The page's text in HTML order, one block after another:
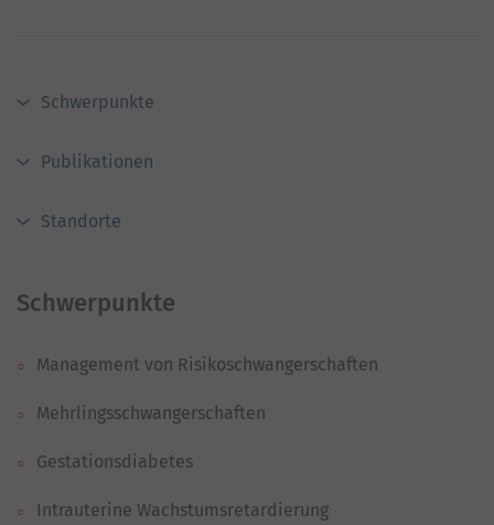
Schwerpunkte
Publikationen
Standorte
Schwerpunkte
Management von Risikoschwangerschaften
Mehrlingsschwangerschaften
Gestationsdiabetes
Intrauterine Wachstumsretardierung